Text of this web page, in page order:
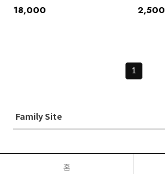
18,000 2,500
1
홈